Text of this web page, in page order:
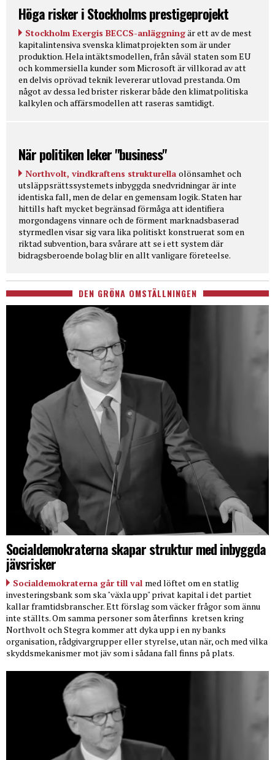
Höga risker i Stockholms prestigeprojekt
Stockholm Exergis BECCS-anläggningär ett av de mest
kapitalintensiva svenska klimatprojekten som är under
produktion. Hela intäktsmodellen, från såväl staten som EU
och kommersiella kunder som Microsoft är villkorad av att
en delvis oprövad teknik levererar utlovad prestanda. Om
något av dessa led brister riskerar både den klimatpolitiska
kalkylen och affärsmodellen att raseras samtidigt.
När politiken leker "business"
Northvolt, vindkraftens strukturella olönsamhet och
utsläppsrättssystemets inbyggda snedvridningar är inte
identiska fall, men de delar en gemensam logik. Staten har
hittills haft mycket begränsad förmåga att identifiera
morgondagens vinnare och de förment marknadsbaserad
styrmedlen visar sig vara lika politiskt konstruerat som en
riktad subvention, bara svårare att se i ett system där
bidragsberoende bolag blir en allt vanligare företeelse.
DEN GRÖNA OMSTÄLLNINGEN
Socialdemokraterna skapar struktur med inbyggda
jävsrisker
Socialdemokraterna går till val med löftet om en statlig
investeringsbank som ska "växla upp" privat kapital i det partiet
kallar framtidsbranscher. Ett förslag som väcker frågor som ännu
inte ställts. Om samma personer som återfinns kretsen kring
Northvolt och Stegra kommer att dyka upp i en ny banks
organisation, rådgivargrupper eller styrelse, utan när, och med vilka
skyddsmekanismer mot jäv som i sådana fall finns på plats.